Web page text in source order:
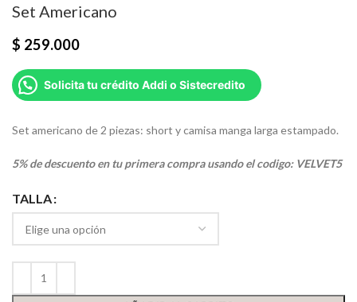
Set Americano
$ 259.000
Solicita tu crédito Addi o Sistecredito
Set americano de 2 piezas: short y camisa manga larga estampado.
5% de descuento en tu primera compra usando el codigo: VELVET5
TALLA